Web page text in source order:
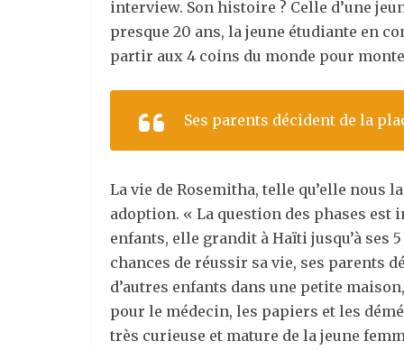
interview. Son histoire ? Celle d’une
presque 20 ans, la jeune étudiante en
partir aux 4 coins du monde pour
Ses parents décident de la
La vie de Rosemitha, telle qu’elle nous
adoption. « La question des phases
enfants, elle grandit à Haïti jusqu’à ses
chances de réussir sa vie, ses parents
d’autres enfants dans une petite
pour le médecin, les papiers et les
très curieuse et mature de la jeune